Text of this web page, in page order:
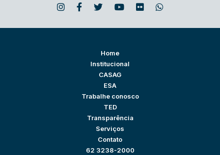
Home
Institucional
CASAG
ESA
Trabalhe conosco
TED
Transparência
Serviços
Contato
62 3238-2000